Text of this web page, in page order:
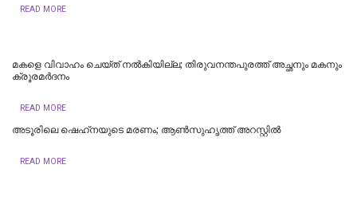
READ MORE
മകളെ വിവാഹം ചെയ്ത് നൽകിയില്ല; തിരുവനന്തപുരത്ത് അച്ഛനും മകനും
ക്രൂരമര്‍ദനം
READ MORE
അടൂരിലെ ഷെഹ്‌നയുടെ മരണം; ആണ്‍സുഹൃത്ത് അറസ്റ്റില്‍
READ MORE